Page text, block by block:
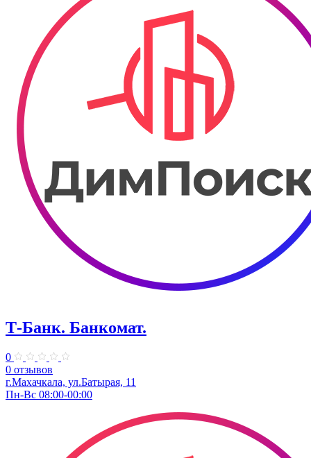
Т-Банк. ​Банкомат.
0
0 отзывов
г.Махачкала, ​ул.Батырая, 11
Пн-Вс 08:00-00:00